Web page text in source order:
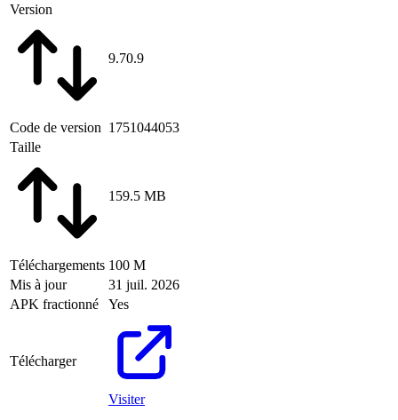
Version
9.70.9
Code de version 1751044053
Taille
159.5 MB
Téléchargements 100 M
Mis à jour
31 juil. 2026
APK fractionné
Yes
Télécharger
Visiter